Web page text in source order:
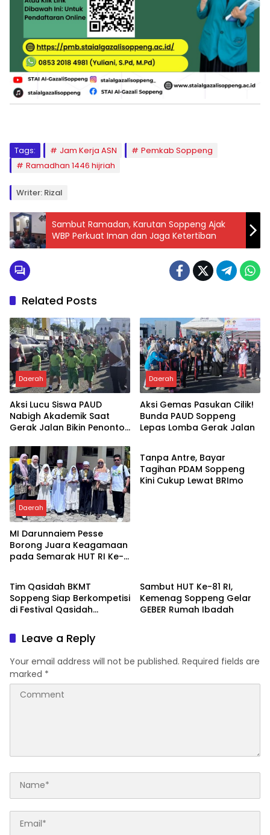
Tags: Jam Kerja ASN
Pemkab Soppeng
Ramadhan 1446 hijriah
Writer: Rizal
Sambut Ramadan, Karutan Soppeng Ajak
WBP Perkuat Iman dan Jaga Ketertiban
Related Posts
Daerah
Aksi Lucu Siswa PAUD
Nabigh Akademik Saat
Gerak Jalan Bikin Penonton
Daerah
Aksi Gemas Pasukan Cilik!
Bunda PAUD Soppeng
Lepas Lomba Gerak Jalan
Daerah
MI Darunnaiem Pesse
Borong Juara Keagamaan
pada Semarak HUT RI Ke-
Daerah
Tanpa Antre, Bayar
Tagihan PDAM Soppeng
Kini Cukup Lewat BRImo
Daerah
Tim Qasidah BKMT
Soppeng Siap Berkompetisi
di Festival Qasidah
Sambut HUT Ke-81 RI,
Kemenag Soppeng Gelar
GEBER Rumah Ibadah
Leave a Reply
Your email address will not be published. Required fields are
marked *